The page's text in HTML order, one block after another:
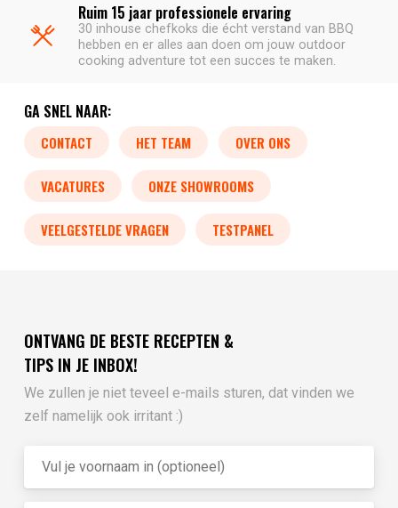
Ruim 15 jaar professionele ervaring
30 inhouse chefkoks die écht verstand van BBQ
hebben en er alles aan doen om jouw outdoor
cooking adventure tot een succes te maken.
GA SNEL NAAR:
CONTACT HET TEAM OVER ONS
VACATURES ONZE SHOWROOMS
VEELGESTELDE VRAGEN TESTPANEL
ONTVANG DE BESTE RECEPTEN &
TIPS IN JE INBOX!
We zullen je niet teveel e-mails sturen, dat vinden we
zelf namelijk ook irritant :)